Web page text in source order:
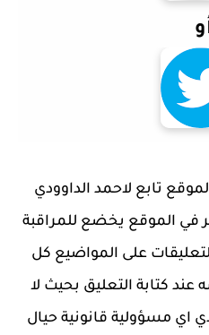
تابع لاحمد الداوودي
الموقع يخضع للمراقبة
على المواضيع كل
كتابة التعليق بحيث لا
اي مسؤولية قانونية حيال